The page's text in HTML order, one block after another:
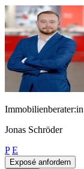
Immobilienberater:in
Jonas Schröder
P E
Exposé anfordern